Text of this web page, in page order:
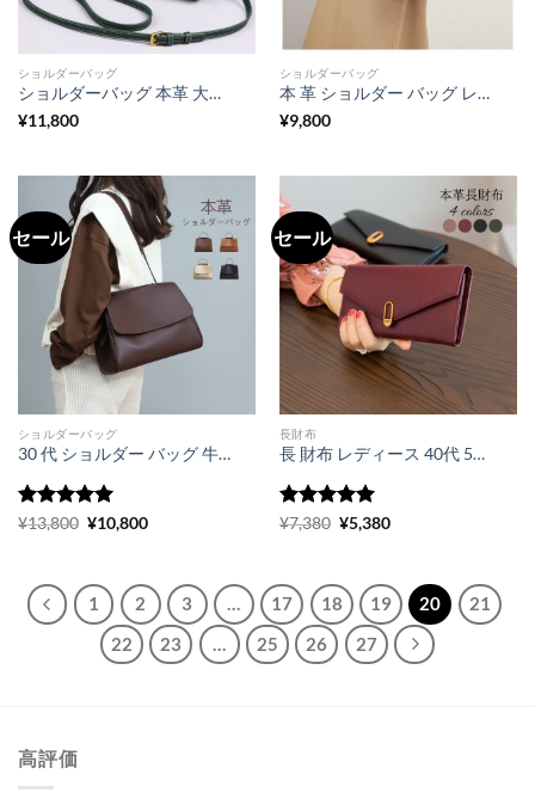
ショルダーバッグ
ショルダーバッグ 本革 大人 可愛い 斜 めがけ バッグ レトロ 女性 バッグ 人気 30代 40代 小さい カバン
¥11,800
ショルダーバッグ
本 革 ショルダー バッグ レディース 斜め掛け おしゃれ 軽い カバン ミニ ショルダー シンプル
¥9,800
セール
ショルダーバッグ
30 代 ショルダー バッグ 牛革 レトロ バッグ 3way トートバッグ ショルダー 通勤 通学 入学式 卒業式 かるい かばん
5段階中 5の
¥13,800 元
は
¥13,800
で
し
た。
¥10,800現
格
は
¥10,800
で
す。
セール
長財布
長 財布 レディース 40代 50代 人気 薄い 財布 牛革 ロング ウォレット 誕生日 結婚 記念 日 プレゼント
5段階中5の
¥7,380 元
は
¥7,380
で
し
た。
¥5,380現
格
は
¥5,380
で
す。
1 2 3 … 17 18 19 20
21
22
23 … 25 26 27
高評価